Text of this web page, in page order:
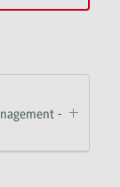
-